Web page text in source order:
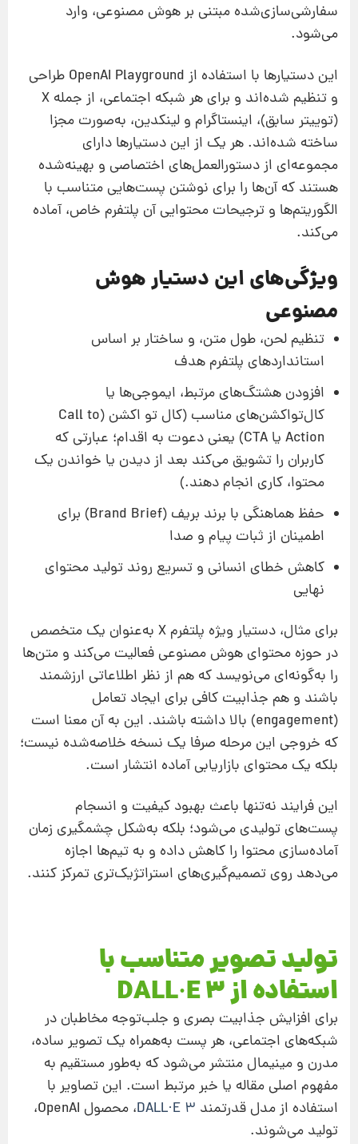
سفارشی‌سازی‌شده مبتنی بر هوش مصنوعی، وارد
می‌شود.
این دستیارها با استفاده از OpenAI Playground طراحی
و تنظیم شده‌اند و برای هر شبکه اجتماعی، از جمله X
(توییتر سابق)، اینستاگرام و لینکدین، به‌صورت مجزا
ساخته شده‌اند. هر یک از این دستیارها دارای
مجموعه‌ای از دستورالعمل‌های اختصاصی و بهینه‌شده
هستند که آن‌ها را برای نوشتن پست‌هایی متناسب با
الگوریتم‌ها و ترجیحات محتوایی آن پلتفرم خاص، آماده
می‌کند.
ویژگی‌های این دستیار هوش
مصنوعی
تنظیم لحن، طول متن، و ساختار بر اساس
استانداردهای پلتفرم هدف
افزودن هشتگ‌های مرتبط، ایموجی‌ها یا
کال‌تواکشن‌های مناسب (کال تو اکشن (Call to
Action یا CTA) یعنی دعوت به اقدام؛ عبارتی که
کاربران را تشویق می‌کند بعد از دیدن یا خواندن یک
محتوا، کاری انجام دهند.)
حفظ هماهنگی با برند بریف (Brand Brief) برای
اطمینان از ثبات پیام و صدا
کاهش خطای انسانی و تسریع روند تولید محتوای
نهایی
برای مثال، دستیار ویژه پلتفرم X به‌عنوان یک متخصص
در حوزه محتوای هوش مصنوعی فعالیت می‌کند و متن‌ها
را به‌گونه‌ای می‌نویسد که هم از نظر اطلاعاتی ارزشمند
باشند و هم جذابیت کافی برای ایجاد تعامل
(engagement) بالا داشته باشند. این به آن معنا است
که خروجی این مرحله صرفا یک نسخه‌ خلاصه‌شده نیست؛
بلکه یک محتوای بازاریابی آماده انتشار است.
این فرایند نه‌تنها باعث بهبود کیفیت و انسجام
پست‌های تولیدی می‌شود؛ بلکه به‌شکل چشمگیری زمان
آماده‌سازی محتوا را کاهش داده و به تیم‌ها اجازه
می‌دهد روی تصمیم‌گیری‌های استراتژیک‌تری تمرکز کنند.
تولید تصویر متناسب با
استفاده از DALL·E 3
برای افزایش جذابیت بصری و جلب‌توجه مخاطبان در
شبکه‌های اجتماعی، هر پست به‌همراه یک تصویر ساده،
مدرن و مینیمال منتشر می‌شود که به‌طور مستقیم به
مفهوم اصلی مقاله یا خبر مرتبط است. این تصاویر با
استفاده از مدل قدرتمند DALL·E 3
، محصول OpenAI،
تولید می‌شوند.